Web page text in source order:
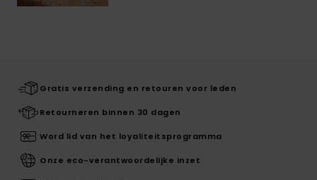
Gratis verzending en retouren voor leden
Retourneren binnen 30 dagen
Word lid van het loyaliteitsprogramma
Onze eco-verantwoordelijke inzet